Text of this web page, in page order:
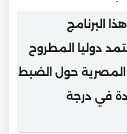
البرنامج
دوليا المطروح
حول الضبط
في درجة